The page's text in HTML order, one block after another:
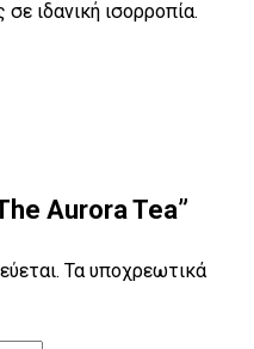
ιδανική ισορροπία.
Aurora Tea”
Τα υποχρεωτικά